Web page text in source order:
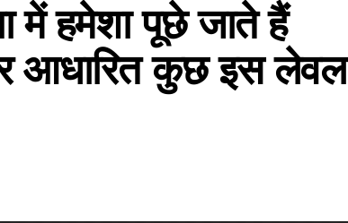
में हमेशा पूछे जाते हैं
आधारित कुछ इस लेवल